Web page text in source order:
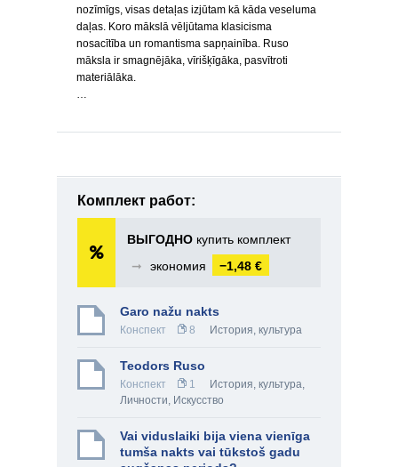
nozīmīgs, visas detaļas izjūtam kā kāda veseluma
daļas. Koro mākslā vēljūtama klasicisma
nosacītība un romantisma sapņainība. Ruso
māksla ir smagnējāka, vīrišķīgāka, pasvītroti
materiālāka.
…
Комплект работ:
ВЫГОДНО купить комплект
➞
экономия −1,48 €
Garo nažu nakts
Конспект 8 История, культура
Teodors Ruso
Конспект 1 История, культура,
Личности, Искусство
Vai viduslaiki bija viena vienīga
tumša nakts vai tūkstoš gadu